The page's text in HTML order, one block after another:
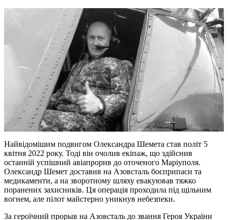
Найвідомішим подвигом Олександра Шемета став політ 5
квітня 2022 року. Тоді він очолив екіпаж, що здійснив
останній успішний авіапрорив до оточеного Маріуполя.
Олександр Шемет доставив на Азовсталь боєприпаси та
медикаменти, а на зворотному шляху евакуював тяжко
поранених захисників. Ця операція проходила під щільним
вогнем, але пілот майстерно уникнув небезпеки.
За героїчний прорыв на Азовсталь до звання Героя України